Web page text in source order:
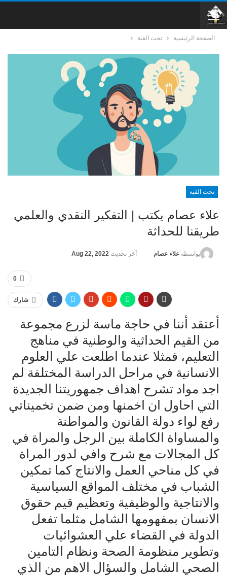
الصفحة الرئيسية تحت القبة
تحت القبة
علاء عصام يكتب | التفكير النقدي والعلمي
طريقنا للحداثة
بواسطة علاء عصام آخر تحديث Aug 22, 2022
0
شارك
أعتقد أننا في حاجة ماسة لزرع مجموعة
من القيم الحداثية والوطنية في مناهج
التعليم، فمثلا عندما اطلعت علي العلوم
الانسانية في مراحل الدراسة المختلفة لم
اجد مواد تشرح اهداف جمهوريتنا الجديدة
التي احاول ان اخمنها ومن ضمن تخميناتي
رفع لواء دولة القانون والمواطنة
والمساواة الكاملة بين الرجل والمراة في
كل المجالات مع شرح وافي لدور المراة
في كل مناحي العمل والانتاج كما تمكين
الشباب في مختلف المواقع السياسية
والانتاجية والوظيفية وتعظيم قيم حقوق
الانسان بمفهومها الشامل مثلما تفعل
الدولة في القضاء علي العشوائيات
وتطوير منظومة الصحة ونظام التامين
الصحي الشامل والسؤال الاهم من الذي